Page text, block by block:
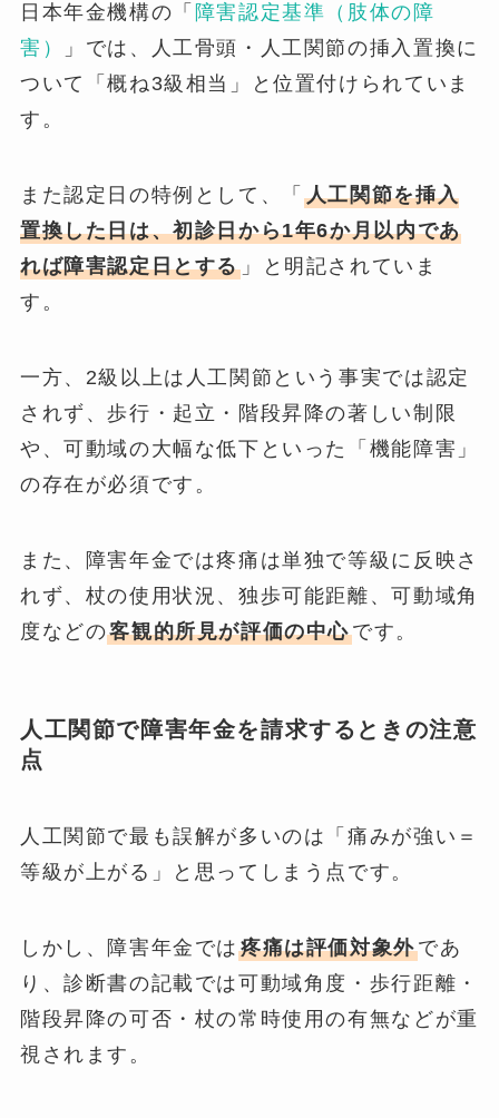
日本年金機構の「 障害認定基準（肢体の障
害）
」では、人工骨頭・人工関節の挿入置換に
ついて「概ね3級相当」と位置付けられていま
す。
また認定日の特例として、「 人工関節を挿入
置換した日は、初診日から1年6か月以内であ
れば障害認定日とする 」と明記されていま
す。
一方、2級以上は人工関節という事実では認定
されず、歩行・起立・階段昇降の著しい制限
や、可動域の大幅な低下といった「機能障害」
の存在が必須です。
また、障害年金では疼痛は単独で等級に反映さ
れず、杖の使用状況、独歩可能距離、可動域角
度などの客観的所見が評価の中心です。
人工関節で障害年金を請求するときの注意
点
人工関節で最も誤解が多いのは「痛みが強い＝
等級が上がる」と思ってしまう点です。
しかし、障害年金では疼痛は評価対象外であ
り、診断書の記載では可動域角度・歩行距離・
階段昇降の可否・杖の常時使用の有無などが重
視されます。